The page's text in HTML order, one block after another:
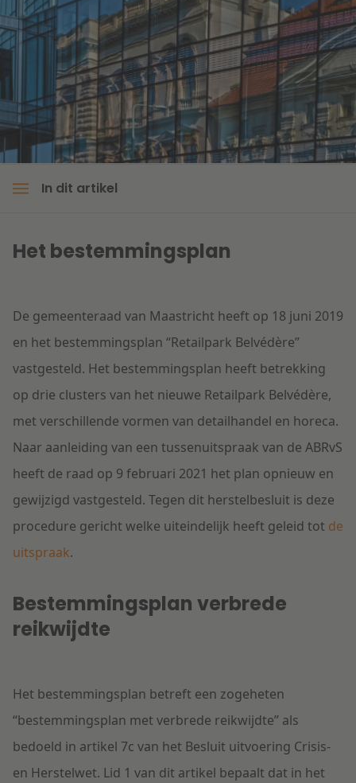
Litigation
Onderwijs
Lees meer
In dit artikel
Het bestemmingsplan
De gemeenteraad van Maastricht heeft op 18 juni 2019
en het bestemmingsplan “Retailpark Belvédère”
vastgesteld. Het bestemmingsplan heeft betrekking
op drie clusters van het nieuwe Retailpark Belvédère,
met verschillende vormen van detailhandel en horeca.
Naar aanleiding van een tussenuitspraak van de ABRvS
heeft de raad op 9 februari 2021 het plan opnieuw en
gewijzigd vastgesteld. Tegen dit herstelbesluit is deze
procedure gericht welke uiteindelijk heeft geleid tot de
uitspraak.
Bestemmingsplan verbrede
reikwijdte
Het bestemmingsplan betreft een zogeheten
“bestemmingsplan met verbrede reikwijdte” als
bedoeld in artikel 7c van het Besluit uitvoering Crisis-
en Herstelwet. Lid 1 van dit artikel bepaalt dat in het